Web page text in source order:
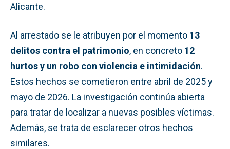
Alicante.
Al arrestado se le atribuyen por el momento 13
delitos contra el patrimonio, en concreto 12
hurtos y un robo con violencia e intimidación.
Estos hechos se cometieron entre abril de 2025 y
mayo de 2026. La investigación continúa abierta
para tratar de localizar a nuevas posibles víctimas.
Además, se trata de esclarecer otros hechos
similares.